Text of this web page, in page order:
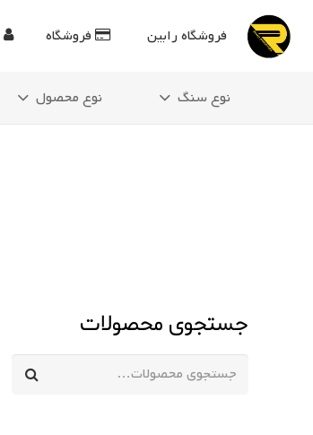
فروشگاه رابین فروشگاه
نوع سنگ نوع محصول
جستجوی محصولات
جستجو